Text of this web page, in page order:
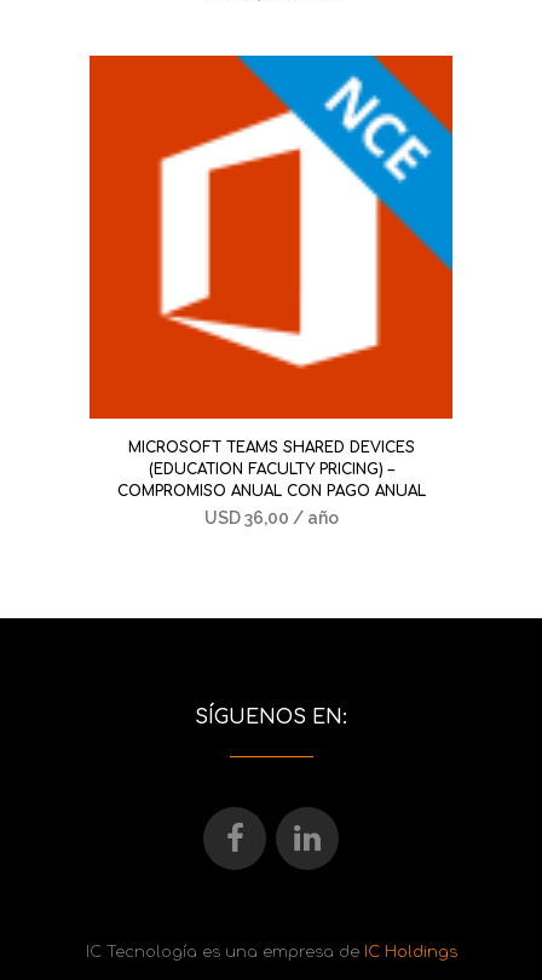
MICROSOFT TEAMS SHARED DEVICES
(EDUCATION FACULTY PRICING) –
COMPROMISO ANUAL CON PAGO ANUAL
USD36,00 / año
SÍGUENOS EN:
IC Tecnología es una empresa de IC Holdings